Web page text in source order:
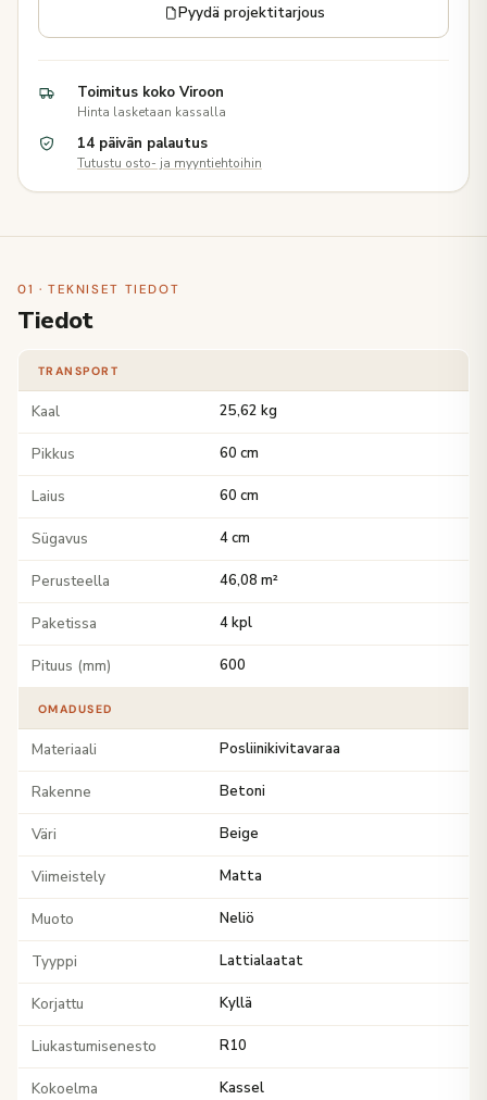
Pyydä projektitarjous
Toimitus koko Viroon
Hinta lasketaan kassalla
14 päivän palautus
Tutustu osto- ja myyntiehtoihin
01 · TEKNISET TIEDOT
Tiedot
TRANSPORT
Kaal 25,62 kg
Pikkus 60 cm
Laius 60 cm
Sügavus 4 cm
Perusteella 46,08 m²
Paketissa 4 kpl
Pituus (mm) 600
OMADUSED
Materiaali Posliinikivitavaraa
Rakenne Betoni
Väri Beige
Viimeistely Matta
Muoto Neliö
Tyyppi Lattialaatat
Korjattu Kyllä
Liukastumisenesto R10
Kokoelma Kassel